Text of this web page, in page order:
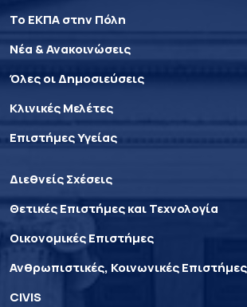
Το ΕΚΠΑ στην Πόλη
Νέα & Ανακοινώσεις
Όλες οι Δημοσιεύσεις
Κλινικές Μελέτες
Επιστήμες Υγείας
Διεθνείς Σχέσεις
Θετικές Επιστήμες και Τεχνολογία
Οικονομικές Επιστήμες
Ανθρωπιστικές, Κοινωνικές
CIVIS